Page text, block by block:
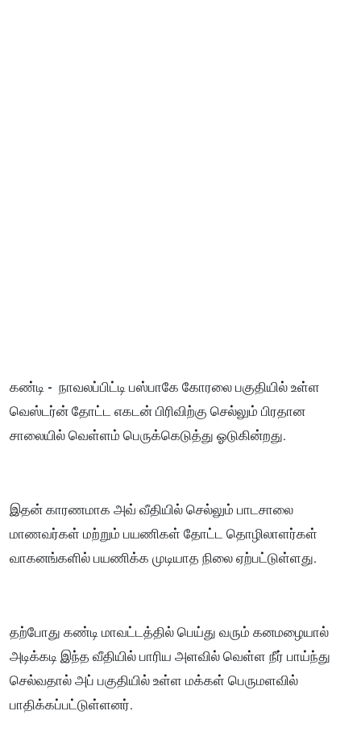
கண்டி - நாவலப்பிட்டி பஸ்பாகே கோரலை பகுதியில் உள்ள
வெஸ்டர்ன் தோட்ட எகடன் பிரிவிற்கு செல்லும் பிரதான
சாலையில் வெள்ளம் பெருக்கெடுத்து ஓடுகின்றது.
இதன் காரணமாக அவ் வீதியில் செல்லும் பாடசாலை
மாணவர்கள் மற்றும் பயணிகள் தோட்ட தொழிலாளர்கள்
வாகனங்களில் பயணிக்க முடியாத நிலை ஏற்பட்டுள்ளது.
தற்போது கண்டி மாவட்டத்தில் பெய்து வரும் கனமழையால்
அடிக்கடி இந்த வீதியில் பாரிய அளவில் வெள்ள நீர் பாய்ந்து
செல்வதால் அப் பகுதியில் உள்ள மக்கள் பெருமளவில்
பாதிக்கப்பட்டுள்ளனர்.